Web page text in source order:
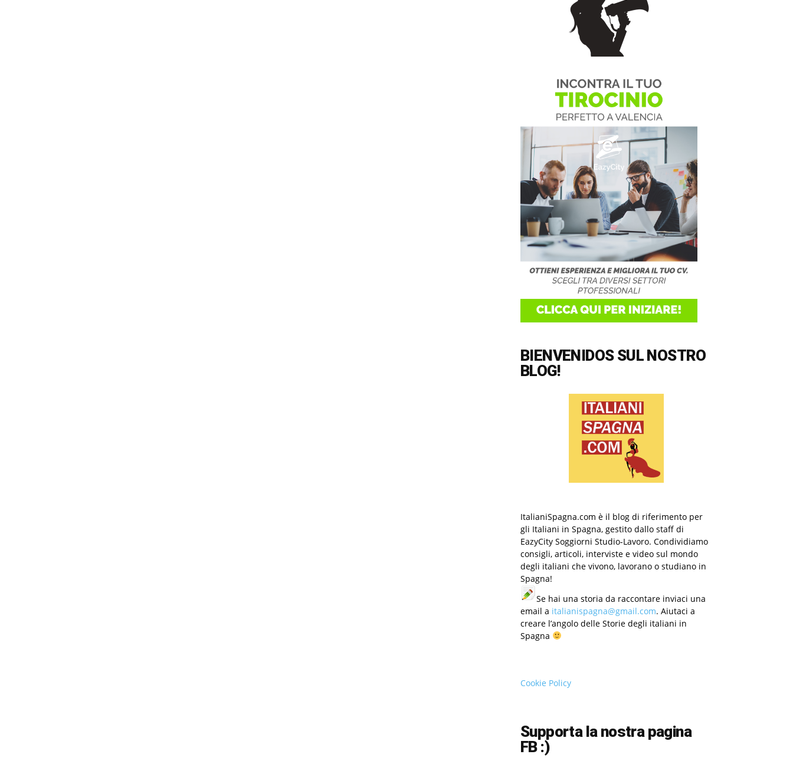
BIENVENIDOS SUL NOSTRO
BLOG!
ItalianiSpagna.com è il blog di riferimento per
gli Italiani in Spagna, gestito dallo staff di
EazyCity Soggiorni Studio-Lavoro. Condividiamo
consigli, articoli, interviste e video sul mondo
degli italiani che vivono, lavorano o studiano in
Spagna!
Se hai una storia da raccontare inviaci una
email a italianispagna@gmail.com. Aiutaci a
creare l’angolo delle Storie degli italiani in
Spagna
Cookie Policy
Supporta la nostra pagina
FB :)